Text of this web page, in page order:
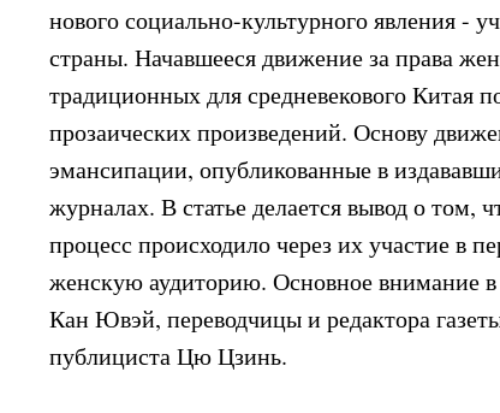
нового социально-культурного явления -
страны. Начавшееся движение за права
традиционных для средневекового Китая
прозаических произведений. Основу
эмансипации, опубликованные в
журналах. В статье делается вывод о том,
процесс происходило через их участие в
женскую аудиторию. Основное внимание в
Кан Ювэй, переводчицы и редактора
публициста Цю Цзинь.